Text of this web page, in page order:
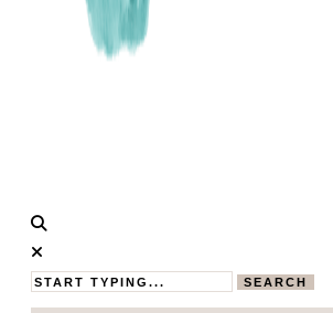
Calistas
Traum
MAMABLOG
SEARCH